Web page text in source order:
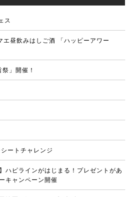
ス
エ昼飲みはしご酒 「ハッピーアワー
」開催！
ートチャレンジ
ハピラインがはじまる！プレゼントがあ
キャンペーン開催